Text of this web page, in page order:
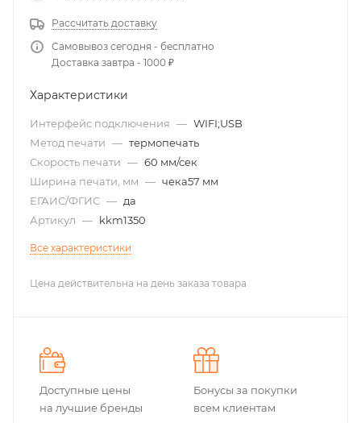
Рассчитать доставку
Самовывоз сегодня - бесплатно
Доставка завтра - 1000 ₽
Характеристики
Интерфейс подключения — WIFI;USB
Метод печати — термопечать
Скорость печати — 60 мм/сек
Ширина печати, мм — чека57 мм
ЕГАИС/ФГИС — да
Артикул — kkm1350
Все характеристики
Цена действительна на день заказа товара
Доступные цены
на лучшие бренды
Бонусы за покупки
всем клиентам